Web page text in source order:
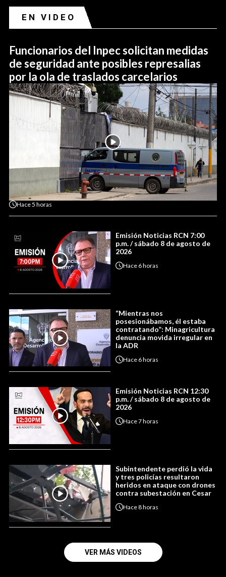
EN VIDEO
Funcionarios del Inpec solicitan medidas
de seguridad ante posibles represalias
por la ola de traslados carcelarios
Hace5 horas
Emisión Noticias RCN 7:00
p.m. / sábado 8 de agosto de
2026
Hace 6 horas
“Mientras nos
posesionábamos, él estaba
contratando”: Minagricultura
denuncia movida irregular en
la ADR
Hace 6 horas
Emisión Noticias RCN 12:30
p.m. / sábado 8 de agosto de
2026
Hace7 horas
Subintendente perdió la vida
y tres policías resultaron
heridos en ataque con drones
contra subestación en Cesar
Hace8 horas
VER MÁS VIDEOS